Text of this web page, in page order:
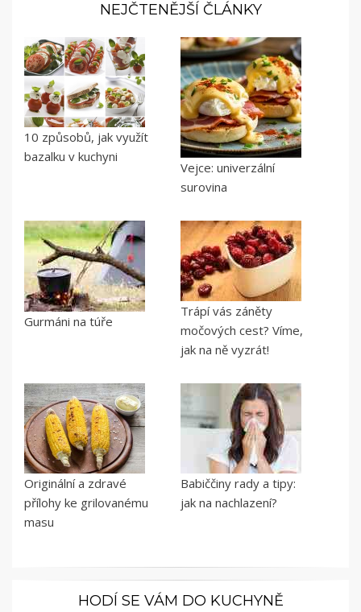
NEJČTENĚJŠÍ ČLÁNKY
10 způsobů, jak využít
bazalku v kuchyni
Vejce: univerzální
surovina
Gurmáni na túře
Trápí vás záněty
močových cest? Víme,
jak na ně vyzrát!
Originální a zdravé
přílohy ke grilovanému
masu
Babiččiny rady a tipy:
jak na nachlazení?
HODÍ SE VÁM DO KUCHYNĚ